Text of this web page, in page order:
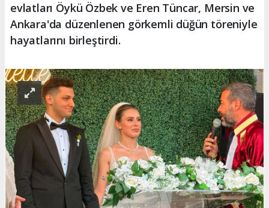
evlatları Öykü Özbek ve Eren Tüncar, Mersin ve
Ankara'da düzenlenen görkemli düğün töreniyle
hayatlarını birleştirdi.